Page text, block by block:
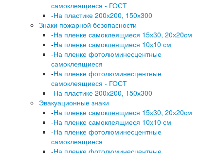
самоклеящиеся - ГОСТ
-На пластике 200х200, 150х300
Знаки пожарной безопасности
-На пленке самоклеящиеся 15х30, 20х20см
-На пленке самоклеящиеся 10х10 см
-На пленке фотолюминесцентные
самоклеящиеся
-На пленке фотолюминесцентные
самоклеящиеся - ГОСТ
-На пластике 200х200, 150х300
Эвакуационные знаки
-На пленке самоклеящиеся 15х30, 20х20см
-На пленке самоклеящиеся 10х10 см
-На пленке фотолюминесцентные
самоклеящиеся
-На пленке фотолюминесцентные